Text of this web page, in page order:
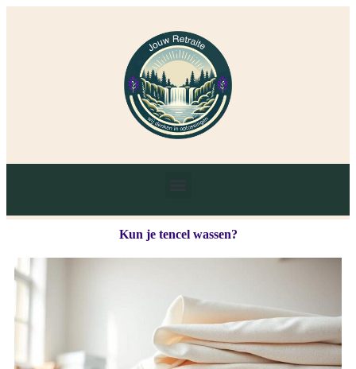
Kun je tencel wassen?